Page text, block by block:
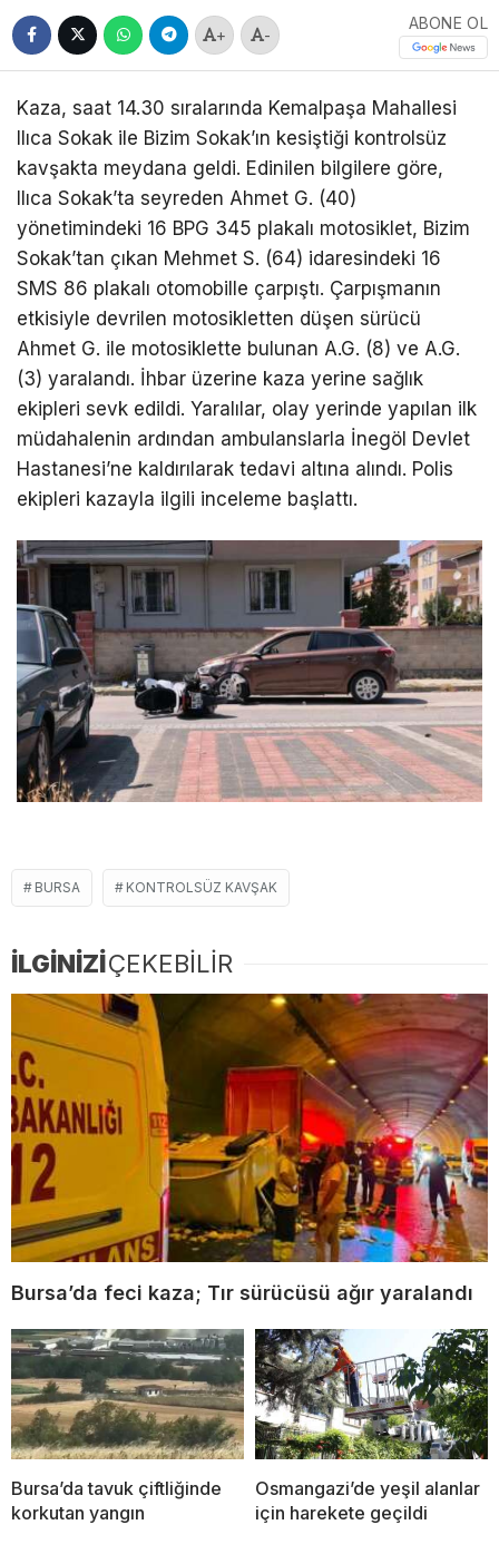
+ -
ABONE OL
Kaza, saat 14.30 sıralarında Kemalpaşa Mahallesi
Ilıca Sokak ile Bizim Sokak’ın kesiştiği kontrolsüz
kavşakta meydana geldi. Edinilen bilgilere göre,
Ilıca Sokak’ta seyreden Ahmet G. (40)
yönetimindeki 16 BPG 345 plakalı motosiklet, Bizim
Sokak’tan çıkan Mehmet S. (64) idaresindeki 16
SMS 86 plakalı otomobille çarpıştı. Çarpışmanın
etkisiyle devrilen motosikletten düşen sürücü
Ahmet G. ile motosiklette bulunan A.G. (8) ve A.G.
(3) yaralandı. İhbar üzerine kaza yerine sağlık
ekipleri sevk edildi. Yaralılar, olay yerinde yapılan ilk
müdahalenin ardından ambulanslarla İnegöl Devlet
Hastanesi’ne kaldırılarak tedavi altına alındı. Polis
ekipleri kazayla ilgili inceleme başlattı.
BURSA KONTROLSÜZ KAVŞAK
İLGİNİZİÇEKEBİLİR
Bursa’da feci kaza; Tır sürücüsü ağır yaralandı
Bursa’da tavuk çiftliğinde
korkutan yangın
Osmangazi’de yeşil alanlar
için harekete geçildi